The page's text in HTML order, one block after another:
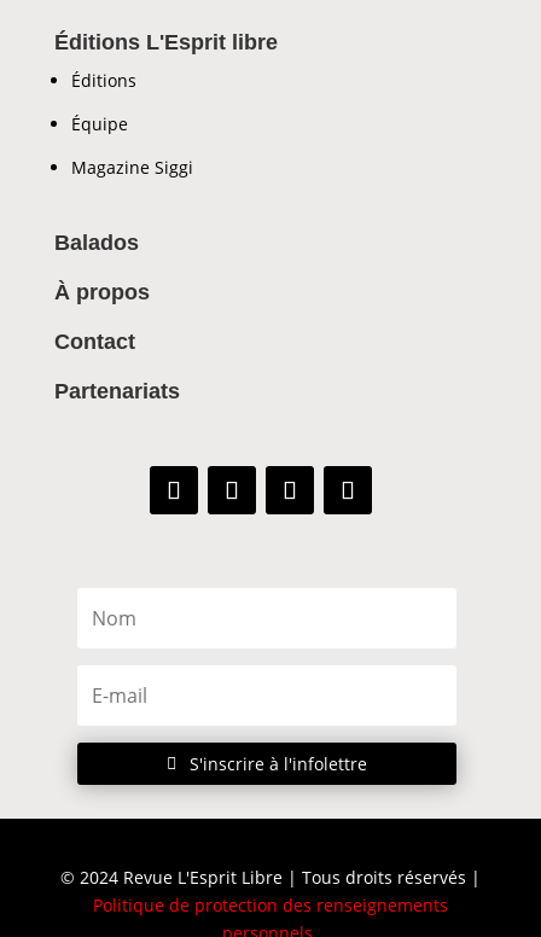
Éditions L'Esprit libre
Éditions
Équipe
Magazine Siggi
Balados
À propos
Contact
Partenariats
S'inscrire à l'infolettre
© 2024 Revue L'Esprit Libre | Tous droits réservés |
Politique de protection des renseignements